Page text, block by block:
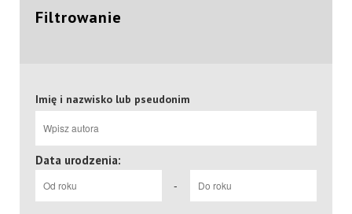
Filtrowanie
Imię i nazwisko lub pseudonim
Data urodzenia:
-